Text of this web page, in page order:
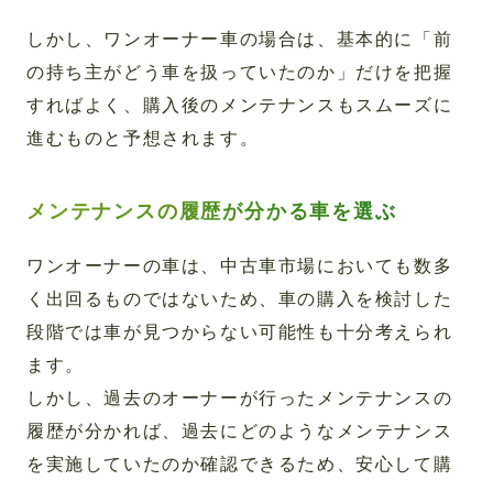
しかし、ワンオーナー車の場合は、基本的に「前
の持ち主がどう車を扱っていたのか」だけを把握
すればよく、購入後のメンテナンスもスムーズに
進むものと予想されます。
メンテナンスの履歴が分かる車を選ぶ
ワンオーナーの車は、中古車市場においても数多
く出回るものではないため、車の購入を検討した
段階では車が見つからない可能性も十分考えられ
ます。
しかし、過去のオーナーが行ったメンテナンスの
履歴が分かれば、過去にどのようなメンテナンス
を実施していたのか確認できるため、安心して購